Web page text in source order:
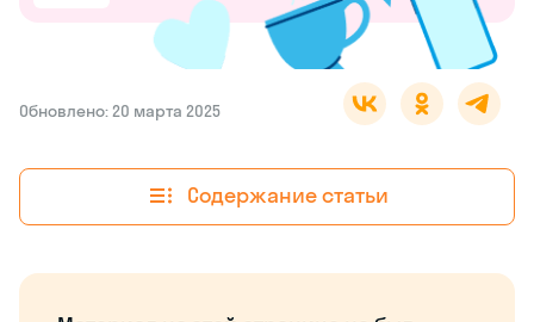
Обновлено: 20 марта 2025
Содержание статьи